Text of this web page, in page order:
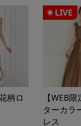
柄ロ
LIVE
【WEB
ターカラ
レス